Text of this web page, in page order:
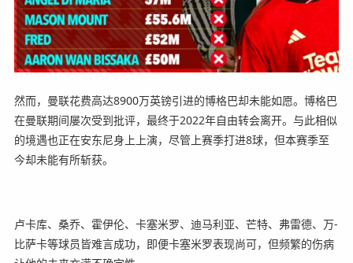
然而，曼联花费高达8900万英镑引进的博格巴却未能如愿。博格巴
在曼联期间屡次受到批评，最终于2022年自由转会离开。与此相似
的境遇也正在安东尼身上上演，尽管上赛季打进8球，但本赛季至
今却未能有所斩获。
卢卡库、桑乔、霍伊伦、卡塞米罗、迪马利亚、芒特、弗雷德、万-
比萨卡等球员皆难言成功，即便卡塞米罗表现尚可，但频繁的伤病